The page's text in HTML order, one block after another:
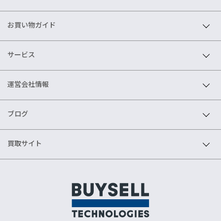
お買い物ガイド
サービス
運営会社情報
ブログ
買取サイト